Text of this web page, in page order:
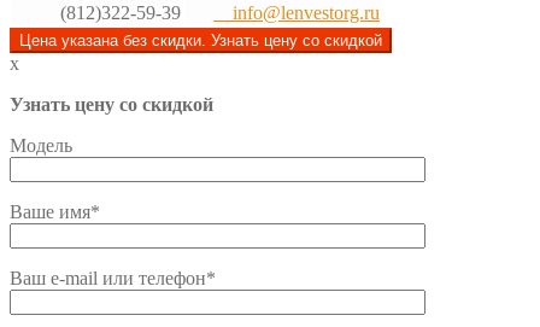
(812)322-59-39
info@lenvestorg.ru
Цена указана без скидки. Узнать цену со скидкой
x
Узнать цену со скидкой
Модель
Ваше имя*
Ваш e-mail или телефон*